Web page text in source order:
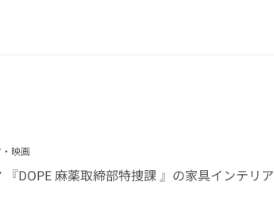
・映画
DOPE 麻薬取締部特捜課 』の家具インテリ